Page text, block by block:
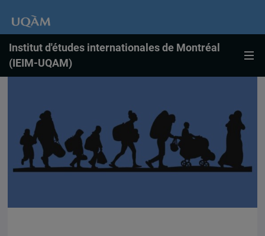
Institut d'études internationales de Montréal
(IEIM-UQAM)